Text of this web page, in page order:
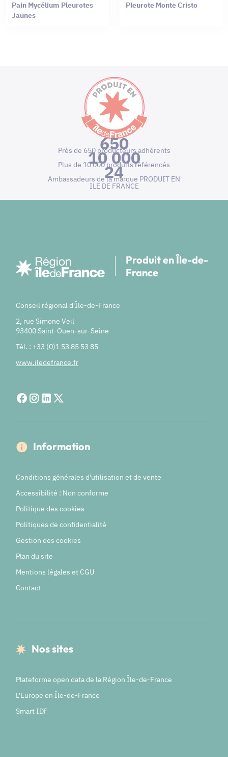
Pain Mycélium Pleurotes
Jaunes
Pleurote Monte Cristo
650
Près de 650 producteurs adhérents
10 000
Plus de 10 000 produits référencés
24
Ambassadeurs de la marque PRODUIT EN
ILE DE FRANCE
Produit en Île-de-
France
Conseil régional d'Île-de-France
2, rue Simone Veil
93400 Saint-Ouen-sur-Seine
Tél. : +33 (0)1 53 85 53 85
www.iledefrance.fr
Information
Conditions générales d'utilisation et de vente
Accessibilité : Non conforme
Politique des cookies
Politiques de confidentialité
Gestion des cookies
Plan du site
Mentions légales et CGU
Contact
Nos sites
Plateforme open data de la Région Île-de-France
L'Europe en Île-de-France
Smart IDF